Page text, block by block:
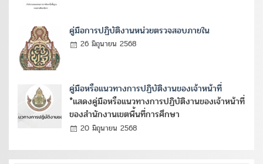
คู่มือการปฏิบัติงานหน่วยตรวจสอบภายใน
26 มิถุนายน 2568
คู่มือหรือแนวทางการปฏิบัติงานของเจ้าหน้าที่
*แสดงคู่มือหรือแนวทางการปฏิบัติงานของเจ้าหน้าที่
ของสำนักงานเขตพื้นที่การศึกษา
20 มิถุนายน 2568